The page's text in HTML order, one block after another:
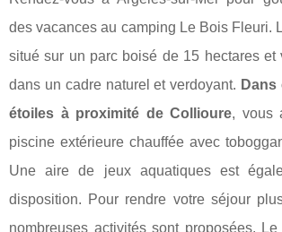
des vacances au camping Le Bois Fleuri.
situé sur un parc boisé de 15 hectares et
dans un cadre naturel et verdoyant. Dans
étoiles à proximité de Collioure, vous
piscine extérieure chauffée avec
Une aire de jeux aquatiques est
disposition. Pour rendre votre séjour
nombreuses activités sont proposées.